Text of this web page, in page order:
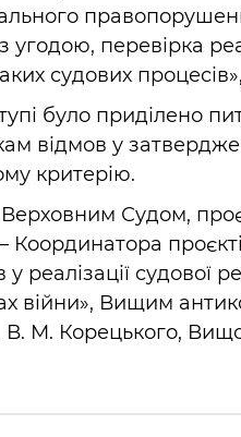
угодою, перевірка
судових
було приділено
відмов у
критерію.
Верховним Судом,
реалізації судової
війни», Вищим
В. М. Корецького,